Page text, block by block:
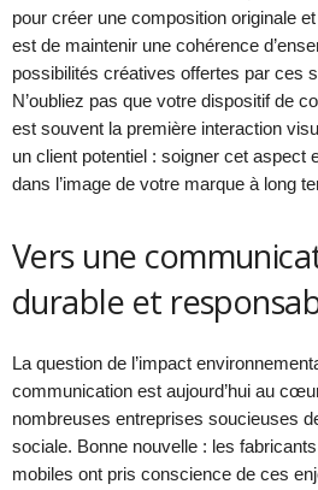
pour créer une composition originale et
est de maintenir une cohérence
possibilités créatives offertes par ces
N’oubliez pas que votre dispositif de
est souvent la première interaction
un client potentiel : soigner cet aspect
dans l’image de votre marque à long
Vers une
durable et
La question de l’impact
communication est aujourd’hui au
nombreuses entreprises soucieuses
sociale. Bonne nouvelle : les
mobiles ont pris conscience de ces